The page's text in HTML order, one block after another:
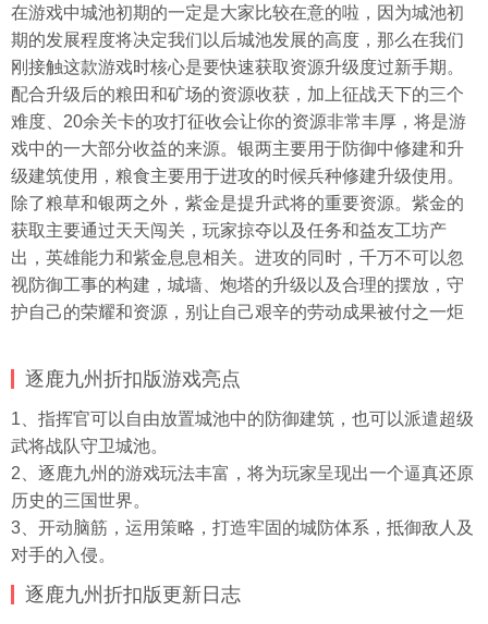
在游戏中城池初期的一定是大家比较在意的啦，因为城池初
期的发展程度将决定我们以后城池发展的高度，那么在我们
刚接触这款游戏时核心是要快速获取资源升级度过新手期。
配合升级后的粮田和矿场的资源收获，加上征战天下的三个
难度、20余关卡的攻打征收会让你的资源非常丰厚，将是游
戏中的一大部分收益的来源。银两主要用于防御中修建和升
级建筑使用，粮食主要用于进攻的时候兵种修建升级使用。
除了粮草和银两之外，紫金是提升武将的重要资源。紫金的
获取主要通过天天闯关，玩家掠夺以及任务和益友工坊产
出，英雄能力和紫金息息相关。进攻的同时，千万不可以忽
视防御工事的构建，城墙、炮塔的升级以及合理的摆放，守
护自己的荣耀和资源，别让自己艰辛的劳动成果被付之一炬
逐鹿九州折扣版游戏亮点
1、指挥官可以自由放置城池中的防御建筑，也可以派遣超级
武将战队守卫城池。
2、逐鹿九州的游戏玩法丰富，将为玩家呈现出一个逼真还原
历史的三国世界。
3、开动脑筋，运用策略，打造牢固的城防体系，抵御敌人及
对手的入侵。
逐鹿九州折扣版更新 日志